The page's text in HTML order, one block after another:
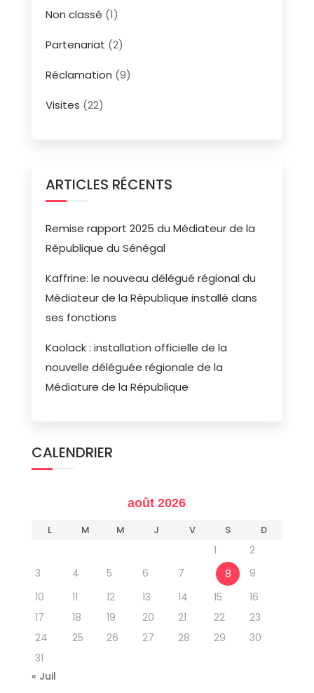
Non classé (1)
Partenariat (2)
Réclamation (9)
Visites (22)
ARTICLES RÉCENTS
Remise rapport 2025 du Médiateur de la
République du Sénégal
Kaffrine: le nouveau délégué régional du
Médiateur de la République installé dans
ses fonctions
Kaolack : installation officielle de la
nouvelle déléguée régionale de la
Médiature de la République
CALENDRIER
août 2026
L M M J V S D
1
2
3
4 5 6 7 8
9
10
11 12 13 14 15
16
17
18 19 20 21 22
23
24
25 26 27 28 29
30
31
« Juil